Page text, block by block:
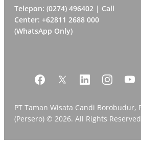
Telepon: (0274) 496402 | Call
Center: +62811 2688 000
(WhatsApp Only)
PT Taman Wisata Candi Borobudur,
(Persero) © 2026. All Rights